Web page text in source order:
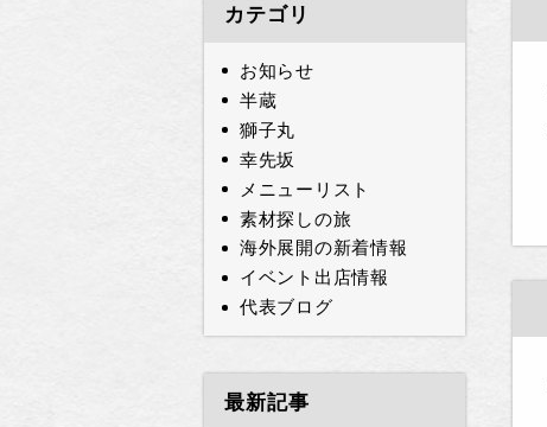
カテゴリ
お知らせ
半蔵
獅子丸
幸先坂
メニューリスト
素材探しの旅
海外展開の新着情報
イベント出店情報
代表ブログ
最新記事